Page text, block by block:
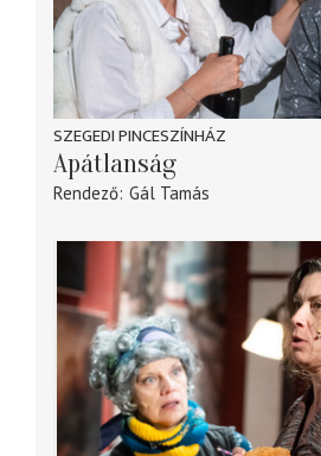
SZEGEDI PINCESZÍNHÁZ
Apátlanság
Rendező Gál Tamás